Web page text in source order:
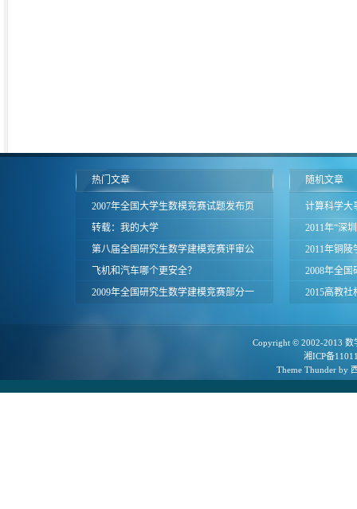
热门文章
2007年全国大学生数模竞赛试题发布页
面
转载：我的大学
第八届全国研究生数学建模竞赛评审公
告
飞机和汽车哪个更安全？
2009年全国研究生数学建模竞赛部分一
随机文章
计算科学大
2011年“深
令营在深圳
2011年铜陵
2008年全
布页面
2015高教
Copyright © 2002-2013 数
湘ICP备
Theme Thunderby